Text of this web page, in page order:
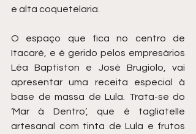
e alta coquetelaria.
O espaço que fica no centro de
Itacaré, e é gerido pelos empresários
Léa Baptiston e José Brugiolo, vai
apresentar uma receita especial à
base de massa de Lula. Trata-se do
‘Mar à Dentro’, que é tagliatelle
artesanal com tinta de Lula e frutos